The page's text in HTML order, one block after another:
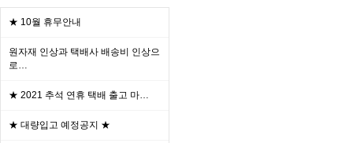
★ 10월 휴무안내
원자재 인상과 택배사 배송비 인상으
로…
★ 2021 추석 연휴 택배 출고 마…
★ 대량입고 예정공지 ★